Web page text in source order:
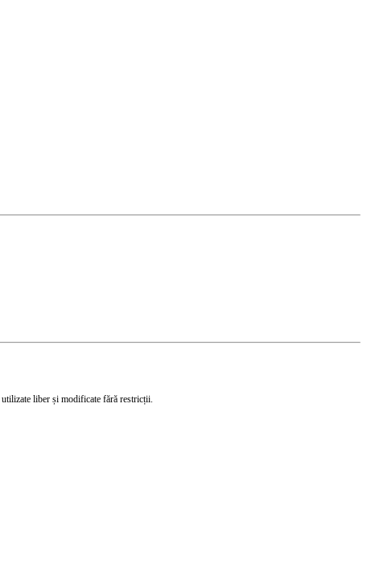
liber și modificate fără restricții.